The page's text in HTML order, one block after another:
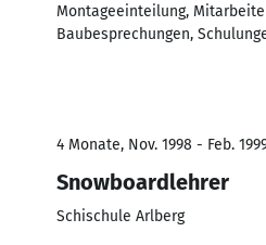
Montageeinteilung,
Baubesprechungen,
4 Monate, Nov. 1998 - Feb.
Snowboardlehrer
Schischule Arlberg